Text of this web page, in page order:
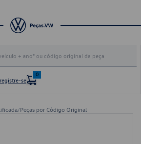
se
0
/Peças por Código Original